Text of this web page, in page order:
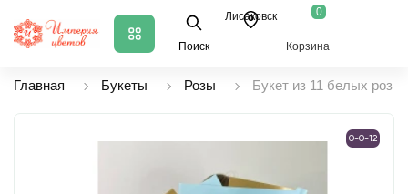
Поиск
Лисаковск 0
Корзина
Главная Букеты Розы Букет из 11 белых роз
0-0-12